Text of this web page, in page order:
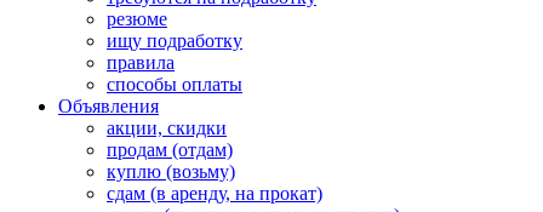
резюме
ищу подработку
правила
способы оплаты
Объявления
акции, скидки
продам (отдам)
куплю (возьму)
сдам (в аренду, на прокат)